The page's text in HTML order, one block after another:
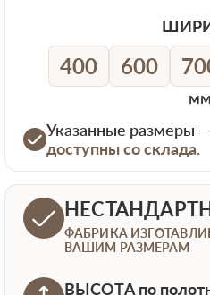
400 600
мм
Указанные размеры —
доступны со склада.
ФАБРИКА
ВАШИМ РАЗМЕРАМ
ВЫСОТАпо